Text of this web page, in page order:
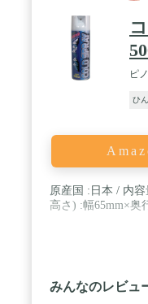
ピ
ひ
原産国 :日本 / 内
高さ) :幅65mm×奥
みんなのレビュ